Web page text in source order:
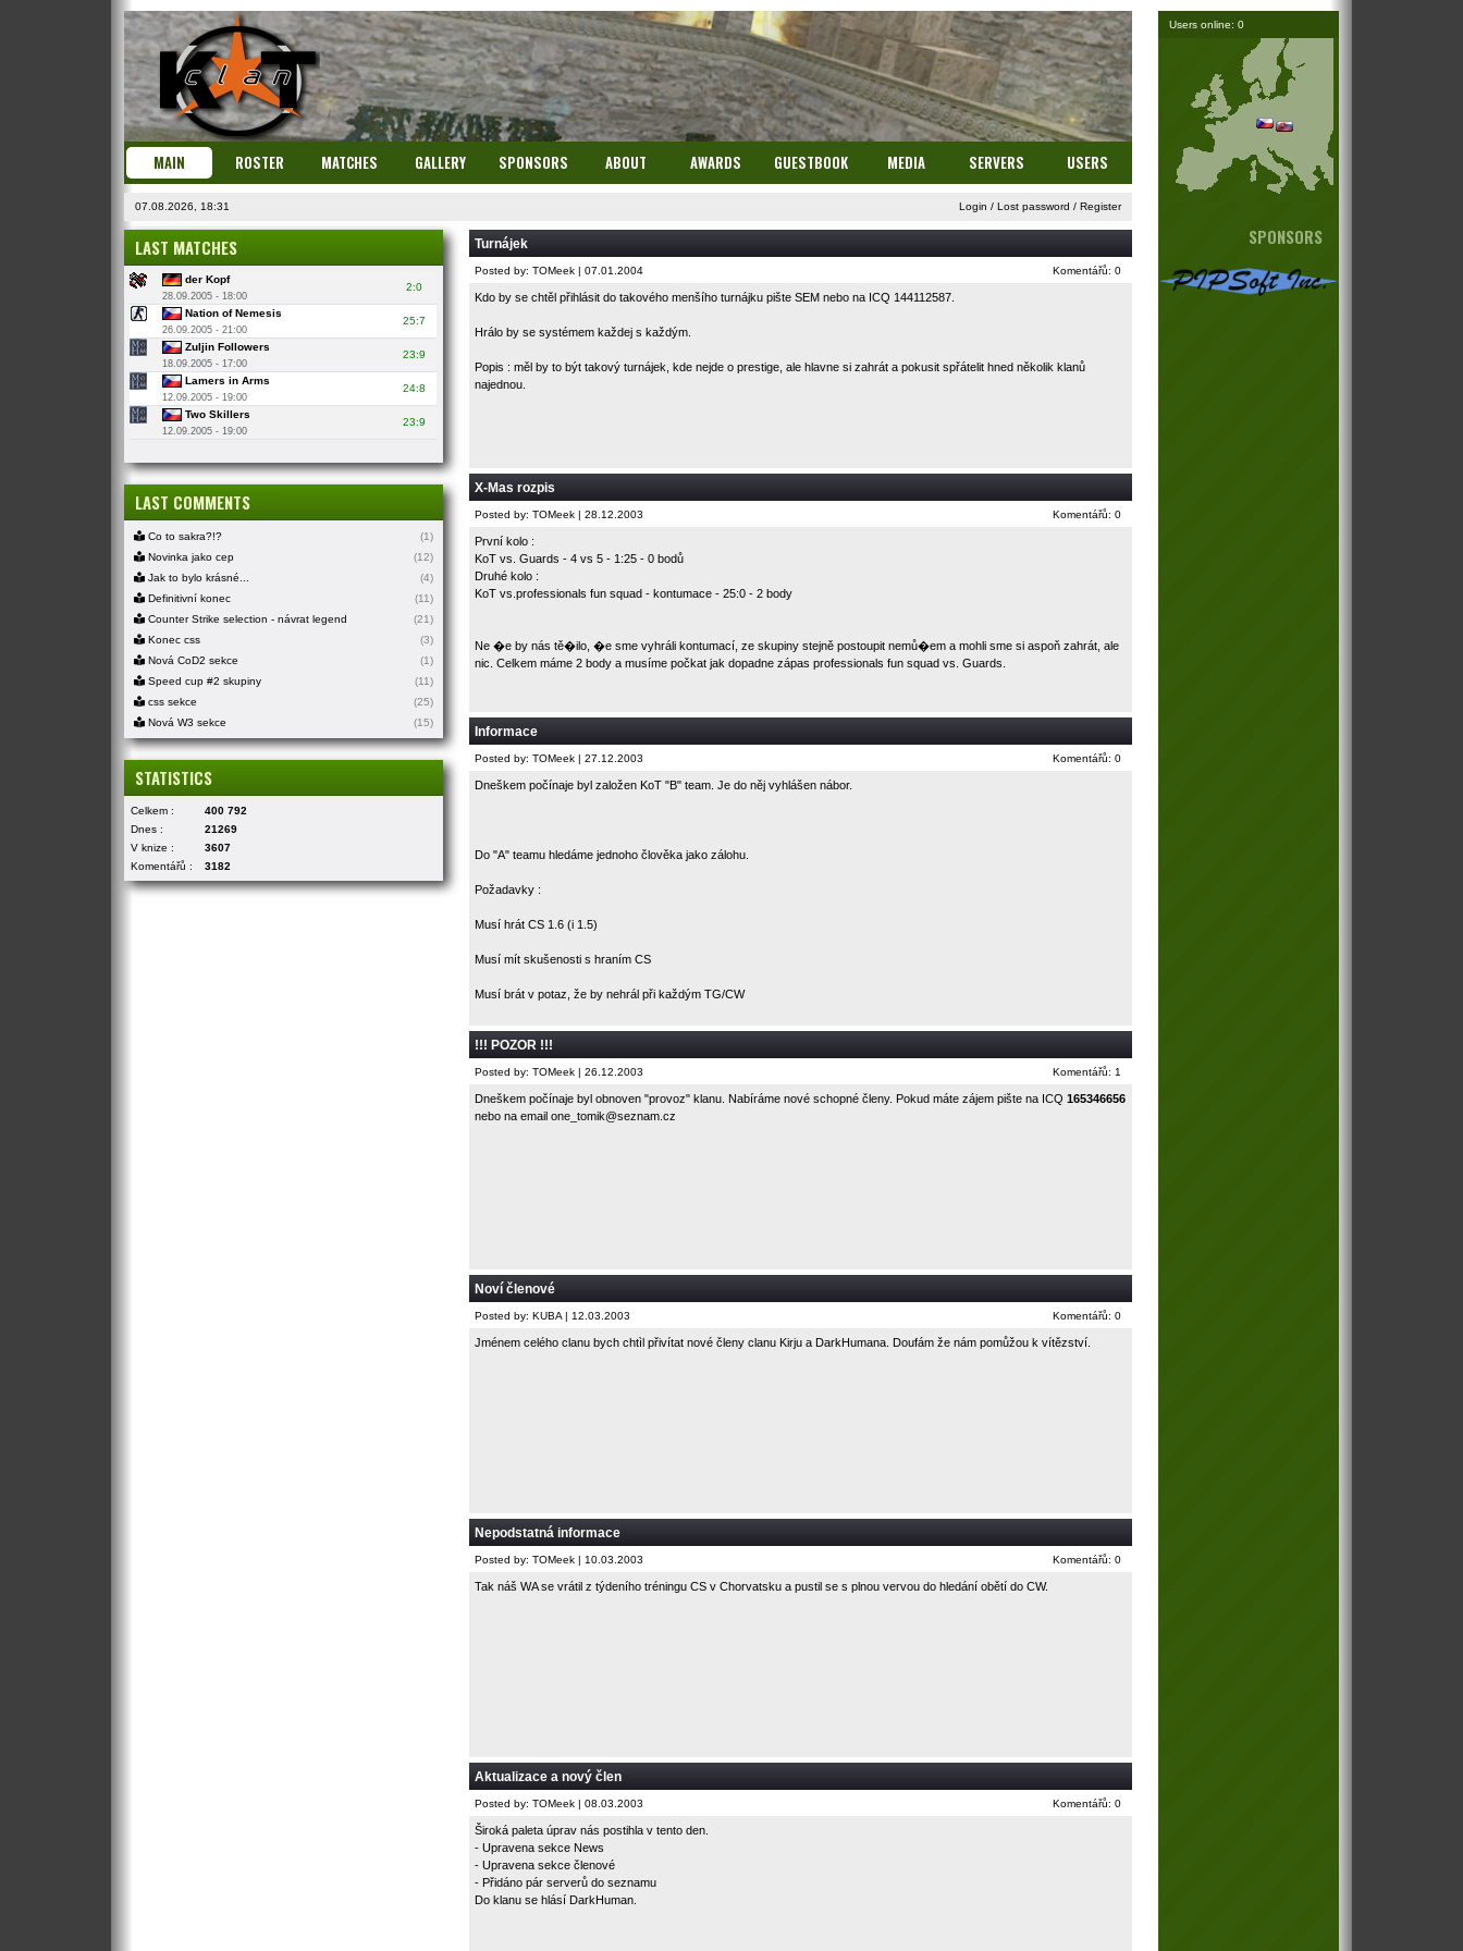
MAIN ROSTER MATCHES GALLERY SPONSORS ABOUT AWARDS GUESTBOOK MEDIA SERVERS USERS
07.08.2026, 18:31 Login / Lost password / Register
LAST MATCHES
der Kopf
28.09.2005 - 18:00
2:0
Nation of Nemesis
26.09.2005 - 21:00
25:7
Zuljin Followers
18.09.2005 - 17:00
23:9
Lamers in Arms
12.09.2005 - 19:00
24:8
Two Skillers
12.09.2005 - 19:00
23:9
LAST COMMENTS
Co to sakra?!?
(1)
Novinka jako cep
(12)
Jak to bylo krásné...
(4)
Definitivní konec
(11)
Counter Strike selection - návrat legend
(21)
Konec css
(3)
Nová CoD2 sekce
(1)
Speed cup #2 skupiny
(11)
css sekce
(25)
Nová W3 sekce
(15)
STATISTICS
Celkem :
400 792
Dnes :
21269
V knize :
3607
Komentářů :
3182
Turnájek
Posted by: TOMeek | 07.01.2004 Komentářů: 0
Kdo by se chtěl přihlásit do takového menšího turnájku pište SEMnebo na ICQ 144112587.
Hrálo by se systémem každej s každým.
Popis : měl by to být takový turnájek, kde nejde o prestige, ale hlavne si zahrát a pokusit spřátelit hned několik klanů
najednou.
X-Mas rozpis
Posted by: TOMeek | 28.12.2003 Komentářů: 0
První kolo :
KoT vs. Guards - 4 vs 5 - 1:25 - 0 bodů
Druhé kolo :
KoT vs.professionals fun squad - kontumace - 25:0 - 2 body
Ne �e by nás tě�ilo, �e sme vyhráli kontumací, ze skupiny stejně postoupit nemů�em a mohli sme si aspoň zahrát, ale
nic. Celkem máme 2 body a musíme počkat jak dopadne zápas professionals fun squad vs. Guards.
Informace
Posted by: TOMeek | 27.12.2003 Komentářů: 0
Dneškem počínaje byl založen KoT "B" team. Je do něj vyhlášen nábor.
Do "A" teamu hledáme jednoho člověka jako zálohu.
Požadavky :
Musí hrát CS 1.6 (i 1.5)
Musí mít skušenosti s hraním CS
Musí brát v potaz, že by nehrál při každým TG/CW
!!! POZOR !!!
Posted by: TOMeek | 26.12.2003 Komentářů: 1
Dneškem počínaje byl obnoven "provoz" klanu. Nabíráme nové schopné členy. Pokud máte zájem pište na ICQ 165346656
nebo na email one_tomik@seznam.cz
Noví členové
Posted by: KUBA | 12.03.2003 Komentářů: 0
Jménem celého clanu bych chtìl přivítat nové členy clanu Kirju a DarkHumana. Doufám že nám pomůžou k vítězství.
Nepodstatná informace
Posted by: TOMeek | 10.03.2003 Komentářů: 0
Tak náš WA se vrátil z týdeního tréningu CS v Chorvatsku a pustil se s plnou vervou do hledání obětí do CW.
Aktualizace a nový člen
Posted by: TOMeek | 08.03.2003 Komentářů: 0
Široká paleta úprav nás postihla v tento den.
- Upravena sekce News
- Upravena sekce členové
- Přidáno pár serverů do seznamu
Do klanu se hlásí DarkHuman.
Users online: 0
SPONSORS